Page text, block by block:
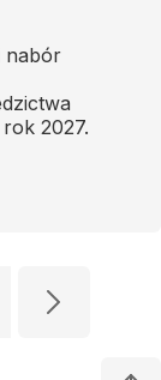
nabór
2027.